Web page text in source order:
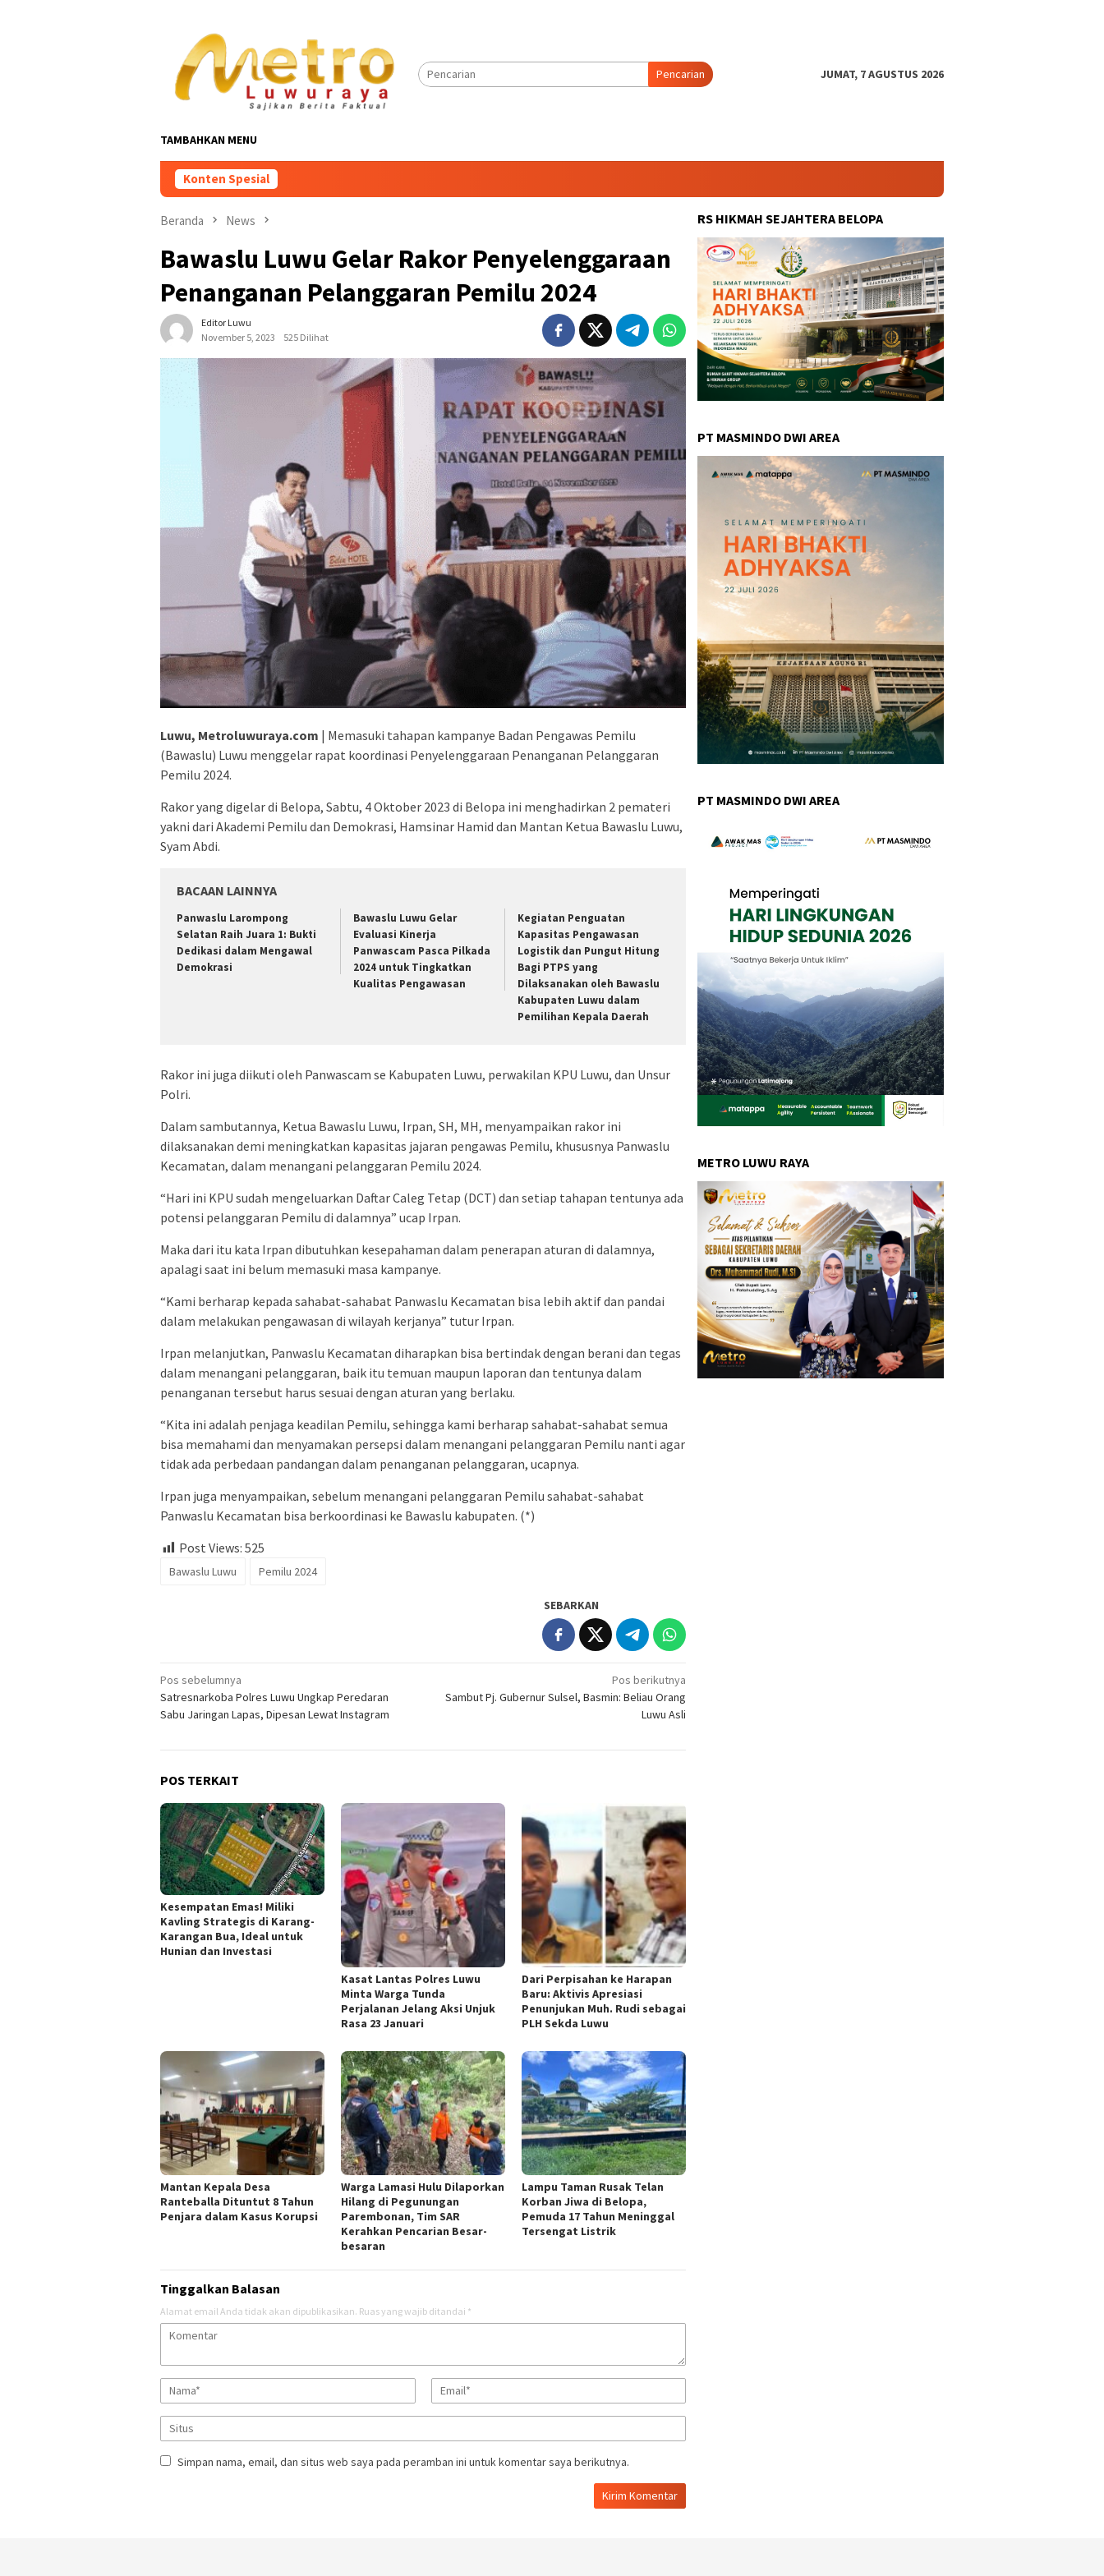
Pencarian JUMAT, 7 AGUSTUS 2026
TAMBAHKAN MENU
Konten Spesial
Beranda News
Bawaslu Luwu Gelar Rakor Penyelenggaraan
Penanganan Pelanggaran Pemilu 2024
Editor Luwu
November 5, 2023
525 Dilihat
Luwu, Metroluwuraya.com | Memasuki tahapan kampanye Badan Pengawas Pemilu
(Bawaslu) Luwu menggelar rapat koordinasi Penyelenggaraan Penanganan Pelanggaran
Pemilu 2024.
Rakor yang digelar di Belopa, Sabtu, 4 Oktober 2023 di Belopa ini menghadirkan 2 pemateri
yakni dari Akademi Pemilu dan Demokrasi, Hamsinar Hamid dan Mantan Ketua Bawaslu Luwu,
Syam Abdi.
BACAAN LAINNYA
Panwaslu Larompong
Selatan Raih Juara 1: Bukti
Dedikasi dalam Mengawal
Demokrasi
Bawaslu Luwu Gelar
Evaluasi Kinerja
Panwascam Pasca Pilkada
2024 untuk Tingkatkan
Kualitas Pengawasan
Kegiatan Penguatan
Kapasitas Pengawasan
Logistik dan Pungut Hitung
Bagi PTPS yang
Dilaksanakan oleh Bawaslu
Kabupaten Luwu dalam
Pemilihan Kepala Daerah
Rakor ini juga diikuti oleh Panwascam se Kabupaten Luwu, perwakilan KPU Luwu, dan Unsur
Polri.
Dalam sambutannya, Ketua Bawaslu Luwu, Irpan, SH, MH, menyampaikan rakor ini
dilaksanakan demi meningkatkan kapasitas jajaran pengawas Pemilu, khususnya Panwaslu
Kecamatan, dalam menangani pelanggaran Pemilu 2024.
“Hari ini KPU sudah mengeluarkan Daftar Caleg Tetap (DCT) dan setiap tahapan tentunya ada
potensi pelanggaran Pemilu di dalamnya” ucap Irpan.
Maka dari itu kata Irpan dibutuhkan kesepahaman dalam penerapan aturan di dalamnya,
apalagi saat ini belum memasuki masa kampanye.
“Kami berharap kepada sahabat-sahabat Panwaslu Kecamatan bisa lebih aktif dan pandai
dalam melakukan pengawasan di wilayah kerjanya” tutur Irpan.
Irpan melanjutkan, Panwaslu Kecamatan diharapkan bisa bertindak dengan berani dan tegas
dalam menangani pelanggaran, baik itu temuan maupun laporan dan tentunya dalam
penanganan tersebut harus sesuai dengan aturan yang berlaku.
“Kita ini adalah penjaga keadilan Pemilu, sehingga kami berharap sahabat-sahabat semua
bisa memahami dan menyamakan persepsi dalam menangani pelanggaran Pemilu nanti agar
tidak ada perbedaan pandangan dalam penanganan pelanggaran, ucapnya.
Irpan juga menyampaikan, sebelum menangani pelanggaran Pemilu sahabat-sahabat
Panwaslu Kecamatan bisa berkoordinasi ke Bawaslu kabupaten. (*)
Post Views: 525
Bawaslu Luwu Pemilu 2024
SEBARKAN
Navigasi
pos
Pos sebelumnya
Satresnarkoba Polres Luwu Ungkap Peredaran
Sabu Jaringan Lapas, Dipesan Lewat Instagram
Pos berikutnya
Sambut Pj. Gubernur Sulsel, Basmin: Beliau Orang
Luwu Asli
POS TERKAIT
Kesempatan Emas! Miliki
Kavling Strategis di Karang-
Karangan Bua, Ideal untuk
Hunian dan Investasi
Kasat Lantas Polres Luwu
Minta Warga Tunda
Perjalanan Jelang Aksi Unjuk
Rasa 23 Januari
Dari Perpisahan ke Harapan
Baru: Aktivis Apresiasi
Penunjukan Muh. Rudi sebagai
PLH Sekda Luwu
Mantan Kepala Desa
Ranteballa Dituntut 8 Tahun
Penjara dalam Kasus Korupsi
Warga Lamasi Hulu Dilaporkan
Hilang di Pegunungan
Parembonan, Tim SAR
Kerahkan Pencarian Besar-
besaran
Lampu Taman Rusak Telan
Korban Jiwa di Belopa,
Pemuda 17 Tahun Meninggal
Tersengat Listrik
Tinggalkan Balasan
Alamat email Anda tidak akan dipublikasikan. Ruas yang wajib ditandai *
Simpan nama, email, dan situs web saya pada peramban ini untuk komentar saya berikutnya.
RS HIKMAH SEJAHTERA BELOPA
PT MASMINDO DWI AREA
PT MASMINDO DWI AREA
METRO LUWU RAYA